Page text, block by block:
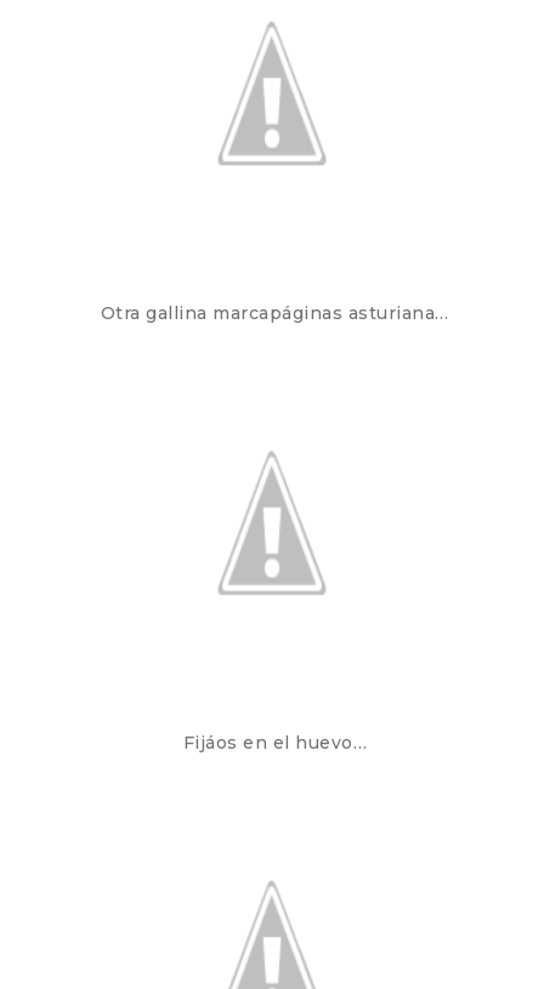
Otra gallina marcapáginas asturiana…
Fijáos en el huevo…